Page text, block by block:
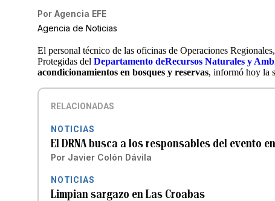
Por Agencia EFE
Agencia de Noticias
El personal técnico de las oficinas de Operaciones
Protegidas delDepartamento deRecursos Naturales y
acondicionamientos en bosques y reservas, informó hoy la
RELACIONADAS
NOTICIAS
El DRNA busca a los responsables del evento
Por Javier Colón Dávila
NOTICIAS
Limpian sargazo en Las Croabas